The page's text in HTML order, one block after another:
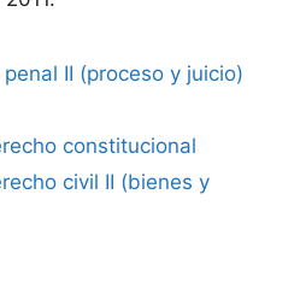
II (proceso y juicio)
constitucional
civil II (bienes y